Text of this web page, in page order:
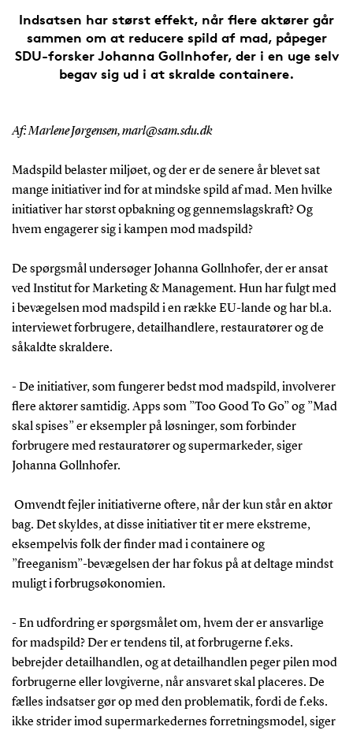
Indsatsen har størst effekt, når flere aktører går
sammen om at reducere spild af mad, påpeger
SDU-forsker Johanna Gollnhofer, der i en uge selv
begav sig ud i at skralde containere.
Af: Marlene Jørgensen, marl@sam.sdu.dk
Madspild belaster miljøet, og der er de senere år blevet sat
mange initiativer ind for at mindske spild af mad. Men hvilke
initiativer har størst opbakning og gennemslagskraft? Og
hvem engagerer sig i kampen mod madspild?
De spørgsmål undersøger Johanna Gollnhofer, der er ansat
ved Institut for Marketing & Management. Hun har fulgt med
i bevægelsen mod madspild i en række EU-lande og har bl.a.
interviewet forbrugere, detailhandlere, restauratører og de
såkaldte skraldere.
- De initiativer, som fungerer bedst mod madspild, involverer
flere aktører samtidig. Apps som ”Too Good To Go” og ”Mad
skal spises” er eksempler på løsninger, som forbinder
forbrugere med restauratører og supermarkeder, siger
Johanna Gollnhofer.
Omvendt fejler initiativerne oftere, når der kun står en aktør
bag. Det skyldes, at disse initiativer tit er mere ekstreme,
eksempelvis folk der finder mad i containere og
”freeganism”-bevægelsen der har fokus på at deltage mindst
muligt i forbrugsøkonomien.
- En udfordring er spørgsmålet om, hvem der er ansvarlige
for madspild? Der er tendens til, at forbrugerne f.eks.
bebrejder detailhandlen, og at detailhandlen peger pilen mod
forbrugerne eller lovgiverne, når ansvaret skal placeres. De
fælles indsatser gør op med den problematik, fordi de f.eks.
ikke strider imod supermarkedernes forretningsmodel, siger